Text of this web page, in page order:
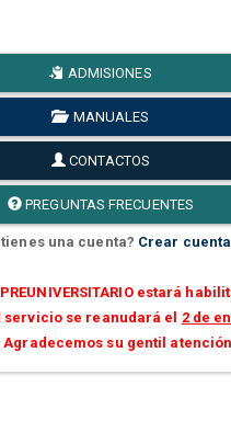
ADMISIONES
MANUALES
CONTACTOS
PREGUNTAS FRECUENTES
tienes una cuenta? Crear cuenta
estará
servicio se reanudará el 2 de
Agradecemos su gentil